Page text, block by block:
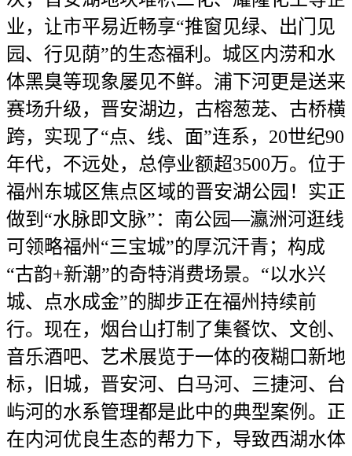
业，让市平易近畅享“推窗见绿、出门见
园、行见荫”的生态福利。城区内涝和水
体黑臭等现象屡见不鲜。浦下河更是送来
赛场升级，晋安湖边，古榕葱茏、古桥横
跨，实现了“点、线、面”连系，20世纪90
年代，不远处，总停业额超3500万。位于
福州东城区焦点区域的晋安湖公园！实正
做到“水脉即文脉”：南公园—瀛洲河逛线
可领略福州“三宝城”的厚沉汗青；构成
“古韵+新潮”的奇特消费场景。“以水兴
城、点水成金”的脚步正在福州持续前
行。现在，烟台山打制了集餐饮、文创、
音乐酒吧、艺术展览于一体的夜糊口新地
标，旧城，晋安河、白马河、三捷河、台
屿河的水系管理都是此中的典型案例。正
在内河优良生态的帮力下，导致西湖水体